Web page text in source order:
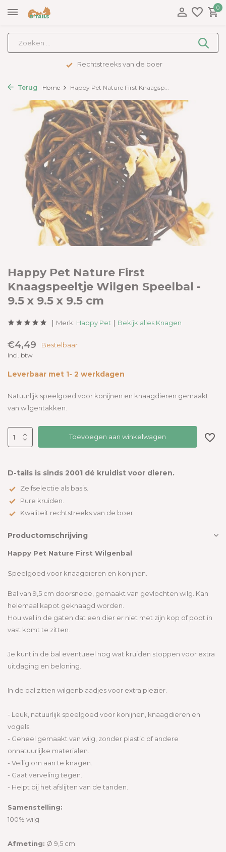
0
Rechtstreeks van de boer
Terug Home Happy Pet Nature First Knaagsp...
Happy Pet Nature First
Knaagspeeltje Wilgen Speelbal -
9.5 x 9.5 x 9.5 cm
Merk: Happy Pet Bekijk alles Knagen
€4,49 Bestelbaar
Incl. btw
Leverbaar met 1- 2 werkdagen
Natuurlijk speelgoed voor konijnen en knaagdieren gemaakt
van wilgentakken.
Toevoegen aan winkelwagen
D-tails is sinds 2001 dé kruidist voor dieren.
Zelfselectie als basis.
Pure kruiden.
Kwaliteit rechtstreeks van de boer.
Productomschrijving
Happy Pet Nature First Wilgenbal
Speelgoed voor knaagdieren en konijnen.
Bal van 9,5 cm doorsnede, gemaakt van gevlochten wilg. Kan
helemaal kapot geknaagd worden.
Hou wel in de gaten dat een dier er niet met zijn kop of poot in
vast komt te zitten.
Je kunt in de bal eventueel nog wat kruiden stoppen voor extra
uitdaging en beloning.
In de bal zitten wilgenblaadjes voor extra plezier.
- Leuk, natuurlijk speelgoed voor konijnen, knaagdieren en
vogels.
- Geheel gemaakt van wilg, zonder plastic of andere
onnatuurlijke materialen.
- Veilig om aan te knagen.
- Gaat verveling tegen.
- Helpt bij het afslijten van de tanden.
Samenstelling:
100% wilg
Afmeting: Ø 9,5 cm